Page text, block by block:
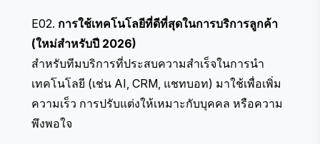
E02. การใช้เทคโนโลยีที่ดีที่สุดในการบริการลูกค้า
(ใหม่สำหรับปี 2026)
สำหรับทีมบริการที่ประสบความสำเร็จในการนำ
เทคโนโลยี (เช่น AI, CRM, แชทบอท) มาใช้เพื่อเพิ่ม
ความเร็ว การปรับแต่งให้เหมาะกับบุคคล หรือความ
พึงพอใจ